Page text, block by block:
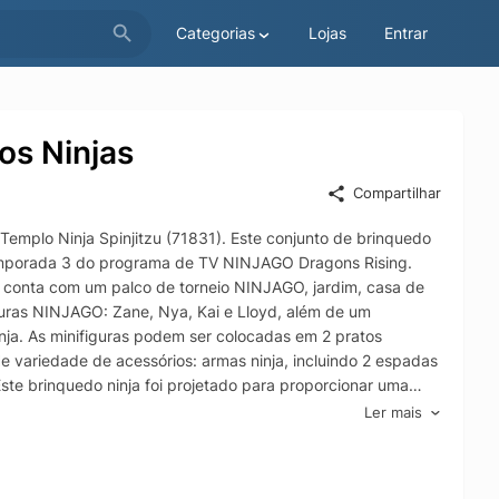
Categorias Lojas Entrar
Ninjas
Compartilhar
Ninja Spinjitzu (71831). Este conjunto de brinquedo
3 do programa de TV NINJAGO Dragons Rising.
com um palco de torneio NINJAGO, jardim, casa de
NINJAGO: Zane, Nya, Kai e Lloyd, além de um
As minifiguras podem ser colocadas em 2 pratos
de acessórios: armas ninja, incluindo 2 espadas
brinquedo ninja foi projetado para proporcionar uma
a alegria de construir com peças LEGO. O brinquedo de
as crianças construírem rapidamente e com confiança.
4 anos ou mais podem descobrir a alegria de construir e
de possibilidades de jogo O detalhado templo ninja
Ler mais